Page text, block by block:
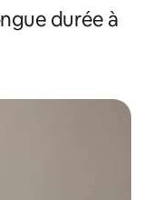
durée à